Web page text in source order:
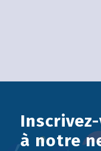
à notre